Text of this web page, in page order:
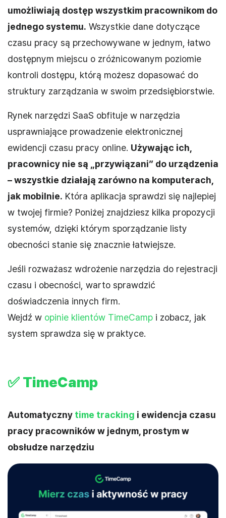
umożliwiają dostęp wszystkim pracownikom do
jednego systemu. Wszystkie dane dotyczące
czasu pracy są przechowywane w jednym, łatwo
dostępnym miejscu o zróżnicowanym poziomie
kontroli dostępu, którą możesz dopasować do
struktury zarządzania w swoim przedsiębiorstwie.
Rynek narzędzi SaaS obfituje w narzędzia
usprawniające prowadzenie elektronicznej
ewidencji czasu pracy online. Używając ich,
pracownicy nie są „przywiązani” do urządzenia
– wszystkie działają zarówno na komputerach,
jak mobilnie. Która aplikacja sprawdzi się najlepiej
w twojej firmie? Poniżej znajdziesz kilka propozycji
systemów, dzięki którym sporządzanie listy
obecności stanie się znacznie łatwiejsze.
Jeśli rozważasz wdrożenie narzędzia do rejestracji
czasu i obecności, warto sprawdzić
doświadczenia innych firm.
Wejdź w opinie klientów TimeCamp i zobacz, jak
system sprawdza się w praktyce.
✅ TimeCamp
Automatyczny time tracking i ewidencja czasu
pracy pracowników w jednym, prostym w
obsłudze narzędziu